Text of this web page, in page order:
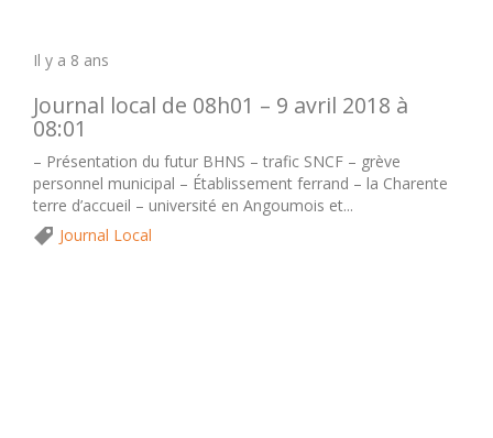
Il y a 8 ans
Journal local de 08h01 – 9 avril 2018 à
08:01
– Présentation du futur BHNS – trafic SNCF – grève
personnel municipal – Établissement ferrand – la Charente
terre d’accueil – université en Angoumois et...
Journal Local